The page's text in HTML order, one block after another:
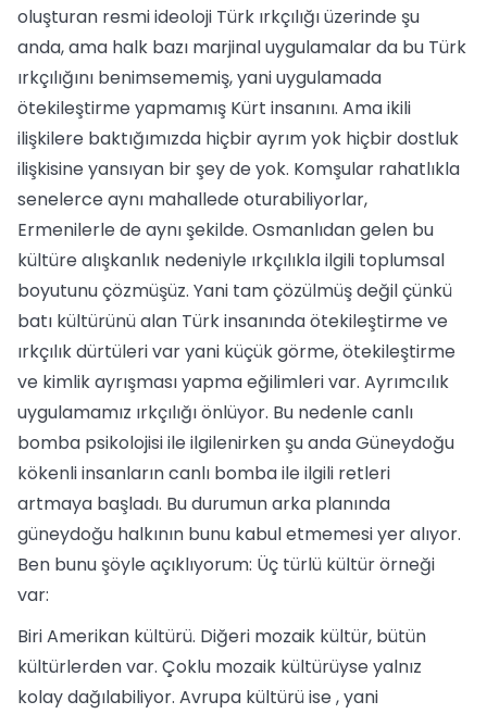
oluşturan resmi ideoloji Türk ırkçılığı üzerinde şu
anda, ama halk bazı marjinal uygulamalar da bu Türk
ırkçılığını benimsememiş, yani uygulamada
ötekileştirme yapmamış Kürt insanını. Ama ikili
ilişkilere baktığımızda hiçbir ayrım yok hiçbir dostluk
ilişkisine yansıyan bir şey de yok. Komşular rahatlıkla
senelerce aynı mahallede oturabiliyorlar,
Ermenilerle de aynı şekilde. Osmanlıdan gelen bu
kültüre alışkanlık nedeniyle ırkçılıkla ilgili toplumsal
boyutunu çözmüşüz. Yani tam çözülmüş değil çünkü
batı kültürünü alan Türk insanında ötekileştirme ve
ırkçılık dürtüleri var yani küçük görme, ötekileştirme
ve kimlik ayrışması yapma eğilimleri var. Ayrımcılık
uygulamamız ırkçılığı önlüyor. Bu nedenle canlı
bomba psikolojisi ile ilgilenirken şu anda Güneydoğu
kökenli insanların canlı bomba ile ilgili retleri
artmaya başladı. Bu durumun arka planında
güneydoğu halkının bunu kabul etmemesi yer alıyor.
Ben bunu şöyle açıklıyorum: Üç türlü kültür örneği
var:
Biri Amerikan kültürü. Diğeri mozaik kültür, bütün
kültürlerden var. Çoklu mozaik kültürüyse yalnız
kolay dağılabiliyor. Avrupa kültürü ise , yani